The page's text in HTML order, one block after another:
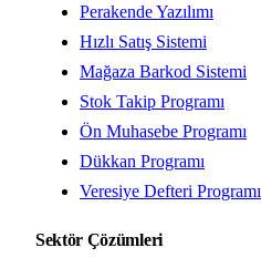
Perakende Yazılımı
Hızlı Satış Sistemi
Mağaza Barkod Sistemi
Stok Takip Programı
Ön Muhasebe Programı
Dükkan Programı
Veresiye Defteri Programı
Sektör Çözümleri